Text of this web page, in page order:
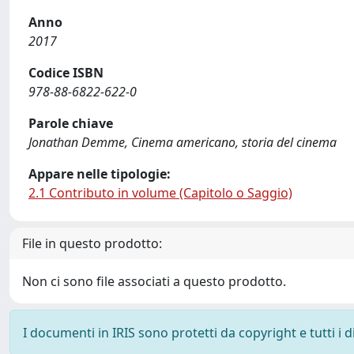
Anno
2017
Codice ISBN
978-88-6822-622-0
Parole chiave
Jonathan Demme, Cinema americano, storia del cinema
Appare nelle tipologie:
2.1 Contributo in volume (Capitolo o Saggio)
File in questo prodotto:
Non ci sono file associati a questo prodotto.
I documenti in IRIS sono protetti da copyright e tutti i